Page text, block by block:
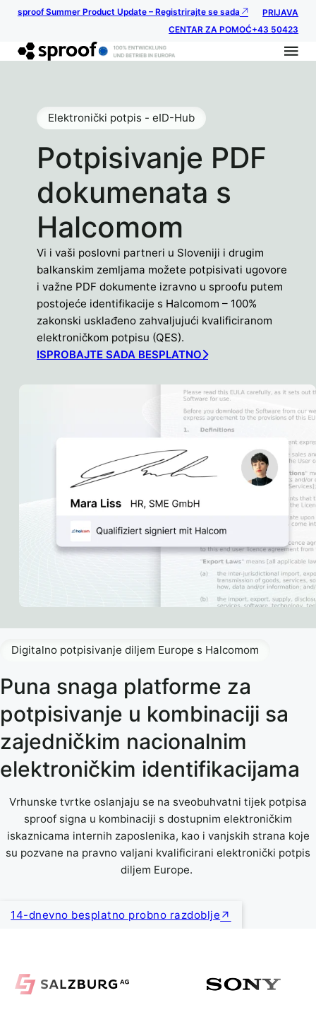
sproof Summer Product Update – Registrirajte se sada
PRIJAVA
CENTAR ZA POMOĆ+43 50423
Potpisivanje PDF
dokumenata s
Halcomom
Elektronički potpis - eID-Hub
Vi i vaši poslovni partneri u Sloveniji i drugim
balkanskim zemljama možete potpisivati ugovore
i važne PDF dokumente izravno u sproofu putem
postojeće identifikacije s Halcomom – 100%
zakonski usklađeno zahvaljujući kvalificiranom
elektroničkom potpisu (QES).
ISPROBAJTE SADA BESPLATNO
Puna snaga platforme za
potpisivanje u kombinaciji sa
zajedničkim nacionalnim
elektroničkim identifikacijama
Vrhunske tvrtke oslanjaju se na sveobuhvatni tijek potpisa
sproof signa u kombinaciji s dostupnim elektroničkim
iskaznicama internih zaposlenika, kao i vanjskih strana koje
su pozvane na pravno valjani kvalificirani elektronički potpis
diljem Europe.
Digitalno potpisivanje diljem Europe s Halcomom
14-dnevno besplatno probno razdoblje